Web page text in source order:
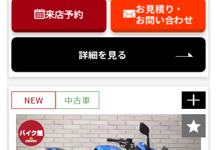
来店予約
お見積り・
お問い合わせ
詳細を見る
NEW 中古車